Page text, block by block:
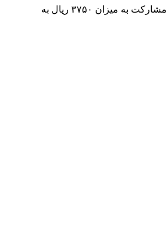
در پایان مجمع سالیانه شرکت نیان الکترونیک ضمن پاسخگویی به تمامی سوالات سهامداران حاضر در جلسه و آنلاین، با تصویب صورت های مالی و آراء حداکثری سود مشارکت به میزان ۳۷۵۰ ریال به